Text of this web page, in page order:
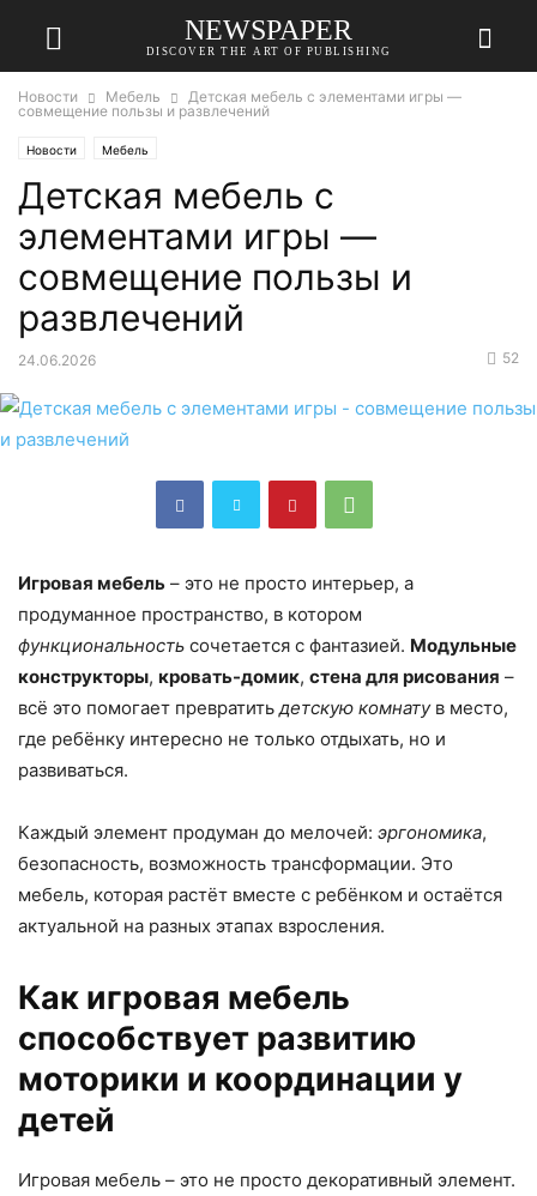
NEWSPAPER
DISCOVER THE ART OF PUBLISHING
Новости Мебель
Детская мебель с элементами игры —
совмещение пользы и развлечений
Новости Мебель
Детская мебель с
элементами игры —
совмещение пользы и
развлечений
24.06.2026 52
Игровая мебель – это не просто интерьер, а
продуманное пространство, в котором
функциональность сочетается с фантазией. Модульные
конструкторы, кровать-домик, стена для рисования –
всё это помогает превратитьдетскую комнатув место,
где ребёнку интересно не только отдыхать, но и
развиваться.
Каждый элемент продуман до мелочей: эргономика,
безопасность, возможность трансформации. Это
мебель, которая растёт вместе с ребёнком и остаётся
актуальной на разных этапах взросления.
Как игровая мебель
способствует развитию
моторики и координации у
детей
Игровая мебель – это не просто декоративный элемент.